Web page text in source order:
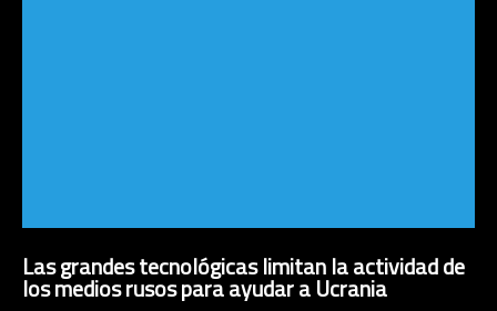
Las grandes tecnológicas limitan la actividad de
los medios rusos para ayudar a Ucrania